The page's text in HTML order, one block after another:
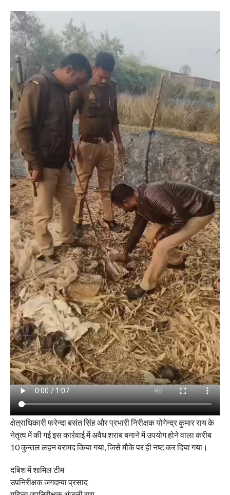
क्षेत्राधिकारी फरेन्दा बसंत सिंह और प्रभारी निरीक्षक योगेन्द्र कुमार राय के
नेतृत्व में की गई इस कार्रवाई में अवैध शराब बनाने में उपयोग होने वाला करीब
10 कुन्तल लहन बरामद किया गया, जिसे मौके पर ही नष्ट कर दिया गया।
दबिश में शामिल टीम
उपनिरीक्षक जगदम्बा प्रसाद